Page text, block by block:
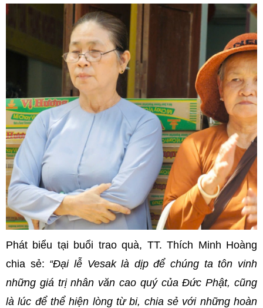
Phát biểu tại buổi trao quà, TT. Thích Minh Hoàng
chia sẻ: “Đại lễ Vesak là dịp để chúng ta tôn vinh
những giá trị nhân văn cao quý của Đức Phật, cũng
là lúc để thể hiện lòng từ bi, chia sẻ với những hoàn